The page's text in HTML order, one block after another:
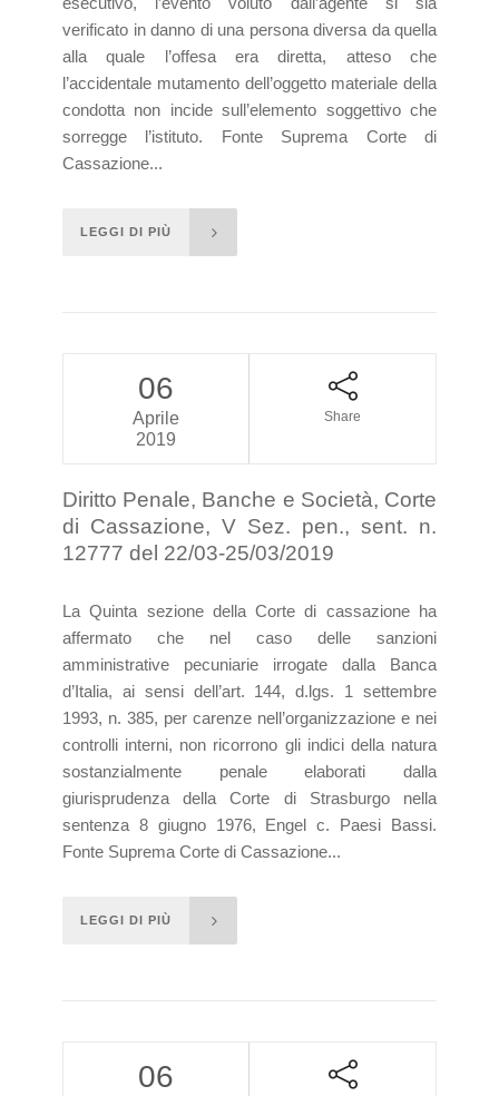
verificato in danno di una persona diversa da quella
alla quale l’offesa era diretta, atteso che
l’accidentale mutamento dell’oggetto materiale della
condotta non incide sull’elemento soggettivo che
sorregge l’istituto. Fonte Suprema Corte di
Cassazione...
LEGGI DI PIÙ
06
Aprile
2019
Share
Diritto Penale, Banche e Società, Corte
di Cassazione, V Sez. pen., sent. n.
12777 del 22/03-25/03/2019
La Quinta sezione della Corte di cassazione ha
affermato che nel caso delle sanzioni
amministrative pecuniarie irrogate dalla Banca
d’Italia, ai sensi dell’art. 144, d.lgs. 1 settembre
1993, n. 385, per carenze nell’organizzazione e nei
controlli interni, non ricorrono gli indici della natura
sostanzialmente penale elaborati dalla
giurisprudenza della Corte di Strasburgo nella
sentenza 8 giugno 1976, Engel c. Paesi Bassi.
Fonte Suprema Corte di Cassazione...
LEGGI DI PIÙ
06